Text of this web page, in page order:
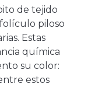
de tejido
folículo piloso
Estas
química
su color:
estos